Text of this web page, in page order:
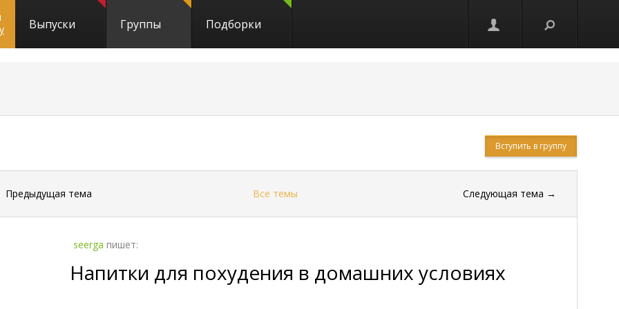
Выпуски Группы Подборки
Вступить в группу
Предыдущая тема Все темы Следующая тема →
seerga пишет:
Напитки для похудения в домашних условиях